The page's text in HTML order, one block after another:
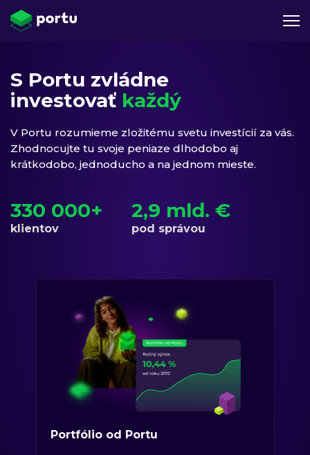
S Portu zvládne
investovať každý
V Portu rozumieme zložitému svetu investícií za vás.
Zhodnocujte tu svoje peniaze dlhodobo aj
krátkodobo, jednoducho a na jednom mieste.
330 000+
klientov
2,9 mld. €
pod správou
Portfólio od Portu